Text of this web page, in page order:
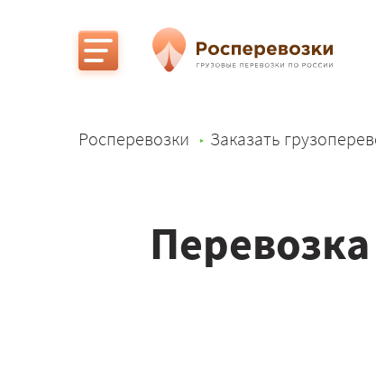
Росперевозки Заказать